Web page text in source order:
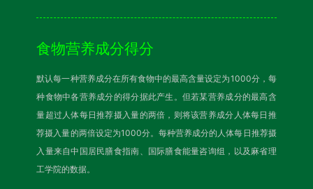
食物营养成分得分
默认每一种营养成分在所有食物中的最高含量设定为1000分，每
种食物中各营养成分的得分据此产生。但若某营养成分的最高含
量超过人体每日推荐摄入量的两倍，则将该营养成分人体每日推
荐摄入量的两倍设定为1000分。每种营养成分的人体每日推荐摄
入量来自中国居民膳食指南、国际膳食能量咨询组，以及麻省理
工学院的数据。